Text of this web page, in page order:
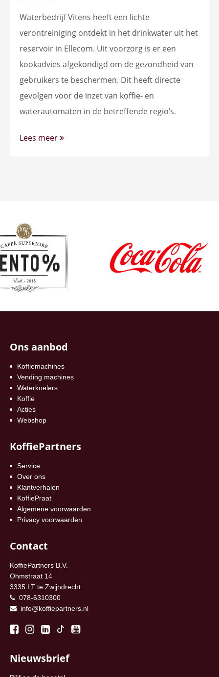
Waterbedrijf Vitens heeft een lichte
verontreiniging ontdekt in het drinkwater uit het
reservoir in Ellecom. Uit voorzorg is er een
kookadvies afgekondigd om de gezondheid van
gebruikers te beschermen. Dit heeft directe
gevolgen voor de inzet van koffie- en
waterautomaten in de betreffende regio’s.
Lees meer
Ons aanbod
Koffiemachines
Vending machines
Waterkoelers
Koffie
Acties
Webshop
KoffiePartners
Service
Over ons
Klantverhalen
KoffiePraat
Algemene voorwaarden
Privacy voorwaarden
Contact
KoffiePartners B.V.
Ohmstraat 14
3335 LT te Zwijndrecht
078-6310300
info@koffiepartners.nl
Nieuwsbrief